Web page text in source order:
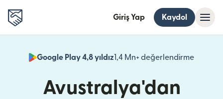
Giriş Yap Kaydol
Google Play 4,8 yıldız1,4 Mn+ değerlendirme
Avustralya'dan